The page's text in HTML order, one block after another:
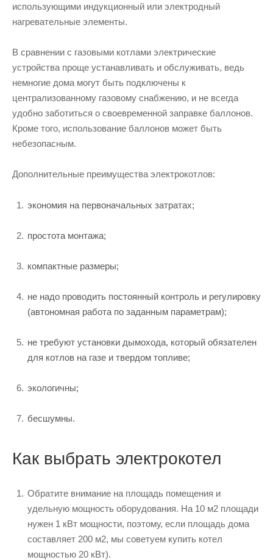
использующими индукционный или электродный
нагревательные элементы.
В сравнении с газовыми котлами электрические
устройства проще устанавливать и обслуживать, ведь
немногие дома могут быть подключены к
централизованному газовому снабжению, и не всегда
удобно заботиться о своевременной заправке баллонов.
Кроме того, использование баллонов может быть
небезопасным.
Дополнительные преимущества электрокотлов:
экономия на первоначальных затратах;
простота монтажа;
компактные размеры;
не надо проводить постоянный контроль и регулировку
(автономная работа по заданным параметрам);
не требуют установки дымохода, который обязателен
для котлов на газе и твердом топливе;
экологичны;
бесшумны.
Как выбрать электрокотел
Обратите внимание на площадь помещения и
удельную мощность оборудования. На 10 м2 площади
нужен 1 кВт мощности, поэтому, если площадь дома
составляет 200 м2, мы советуем купить котел
мощностью 20 кВт).